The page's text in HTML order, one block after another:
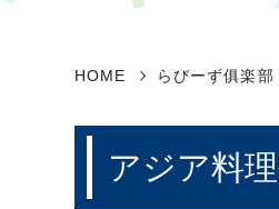
野球部
バスボートフィッシン
バーベキュー部
スキー＆スノーボード部
HOME らびーず俱楽
アジア料